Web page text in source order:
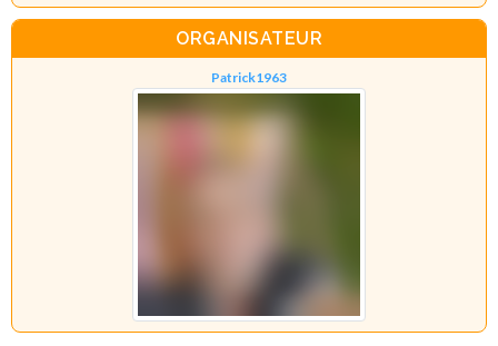
ORGANISATEUR
Patrick1963